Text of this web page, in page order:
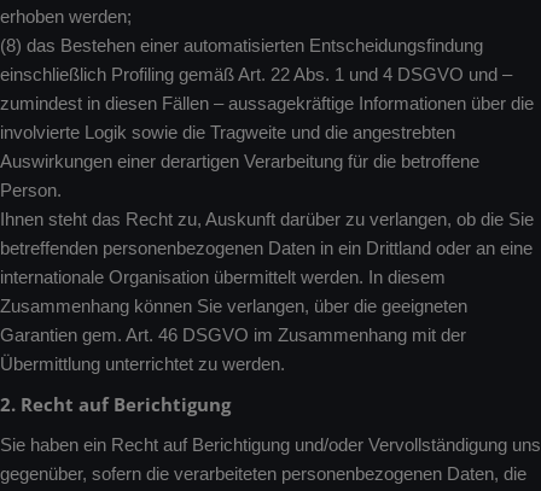
erhoben werden;
(8) das Bestehen einer automatisierten Entscheidungsfindung
einschließlich Profiling gemäß Art. 22 Abs. 1 und 4 DSGVO und –
zumindest in diesen Fällen – aussagekräftige Informationen über die
involvierte Logik sowie die Tragweite und die angestrebten
Auswirkungen einer derartigen Verarbeitung für die betroffene
Person.
Ihnen steht das Recht zu, Auskunft darüber zu verlangen, ob die Sie
betreffenden personenbezogenen Daten in ein Drittland oder an eine
internationale Organisation übermittelt werden. In diesem
Zusammenhang können Sie verlangen, über die geeigneten
Garantien gem. Art. 46 DSGVO im Zusammenhang mit der
Übermittlung unterrichtet zu werden.
2. Recht auf Berichtigung
Sie haben ein Recht auf Berichtigung und/oder Vervollständigung uns
gegenüber, sofern die verarbeiteten personenbezogenen Daten, die